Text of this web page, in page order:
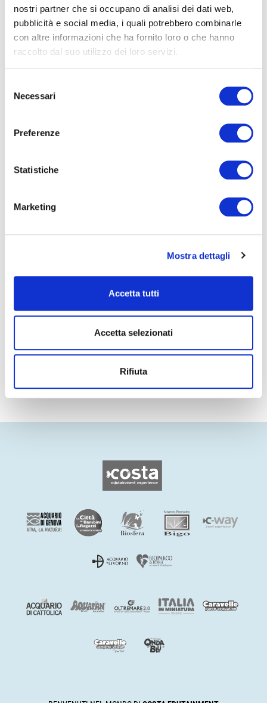
nostri partner che si occupano di analisi dei dati web,
pubblicità e social media, i quali potrebbero combinarle
con altre informazioni che ha fornito loro o che hanno
raccolto dal suo utilizzo dei loro servizi.
delNecessari
Preferenze
Statistiche
Marketing
Mostra dettagli
Accetta tutti
Accetta selezionati
Rifiuta
I contenuti sono suddivisi per punti di interesse, in linea con il
percorso del parco e con il profilo selezionato.
Per una fruzione ottimaleraccomandiamo di portare con se le
sul sito di Oltremare 2.0,
selezionandola come opzione aggiuntiva al carrello.
possesso del biglietto.
PREC
SUCC